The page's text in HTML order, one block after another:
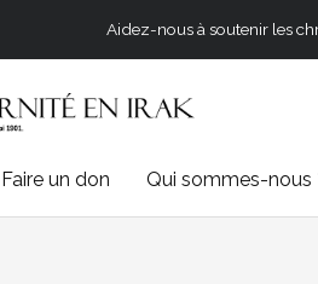
Aidez-nous à soutenir les
Faire un don Qui sommes-nous